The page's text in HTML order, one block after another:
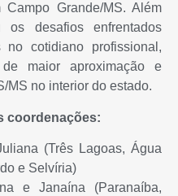
Grande/MS. Além
desafios enfrentados
no cotidiano profissional,
maior aproximação e
MS no interior do estado.
coordenações:
(Três Lagoas, Água
e Selvíria)
e Janaína (Paranaíba,